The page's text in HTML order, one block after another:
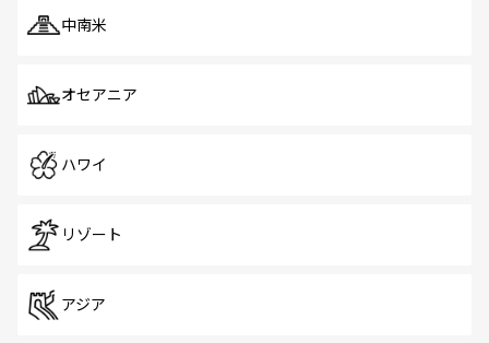
中南米
オセアニア
ハワイ
リゾート
アジア